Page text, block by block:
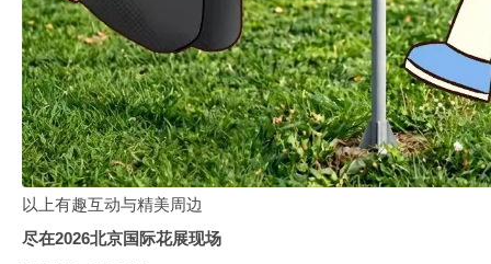
以上有趣互动与精美周边
尽在2026北京国际花展现场